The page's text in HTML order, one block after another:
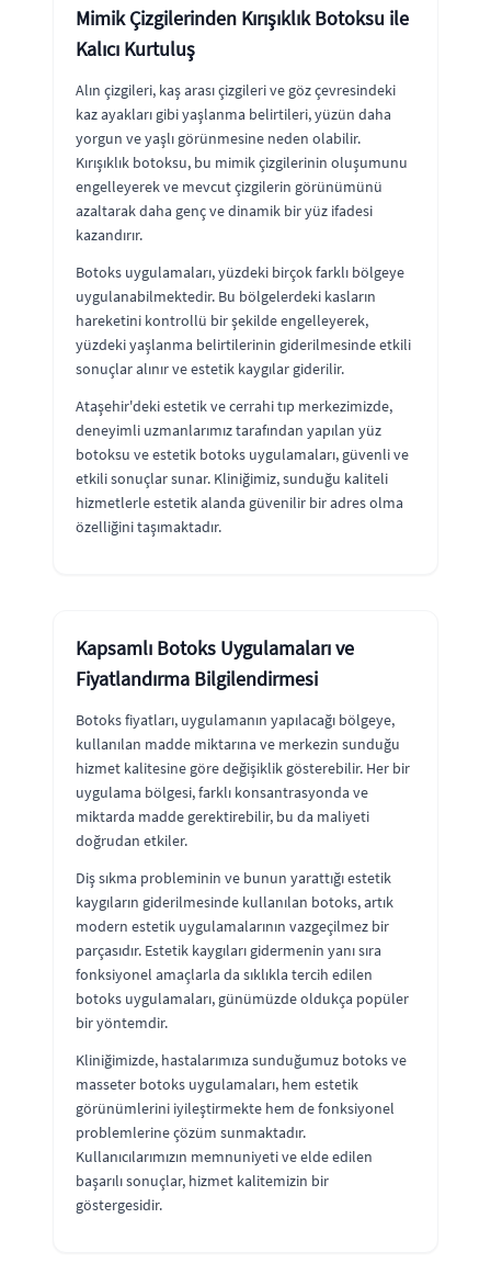
Mimik Çizgilerinden Kırışıklık Botoksu ile
Kalıcı Kurtuluş
Alın çizgileri, kaş arası çizgileri ve göz çevresindeki
kaz ayakları gibi yaşlanma belirtileri, yüzün daha
yorgun ve yaşlı görünmesine neden olabilir.
Kırışıklık botoksu, bu mimik çizgilerinin oluşumunu
engelleyerek ve mevcut çizgilerin görünümünü
azaltarak daha genç ve dinamik bir yüz ifadesi
kazandırır.
Botoks uygulamaları, yüzdeki birçok farklı bölgeye
uygulanabilmektedir. Bu bölgelerdeki kasların
hareketini kontrollü bir şekilde engelleyerek,
yüzdeki yaşlanma belirtilerinin giderilmesinde etkili
sonuçlar alınır ve estetik kaygılar giderilir.
Ataşehir'deki estetik ve cerrahi tıp merkezimizde,
deneyimli uzmanlarımız tarafından yapılan yüz
botoksu ve estetik botoks uygulamaları, güvenli ve
etkili sonuçlar sunar. Kliniğimiz, sunduğu kaliteli
hizmetlerle estetik alanda güvenilir bir adres olma
özelliğini taşımaktadır.
Kapsamlı Botoks Uygulamaları ve
Fiyatlandırma Bilgilendirmesi
Botoks fiyatları, uygulamanın yapılacağı bölgeye,
kullanılan madde miktarına ve merkezin sunduğu
hizmet kalitesine göre değişiklik gösterebilir. Her bir
uygulama bölgesi, farklı konsantrasyonda ve
miktarda madde gerektirebilir, bu da maliyeti
doğrudan etkiler.
Diş sıkma probleminin ve bunun yarattığı estetik
kaygıların giderilmesinde kullanılan botoks, artık
modern estetik uygulamalarının vazgeçilmez bir
parçasıdır. Estetik kaygıları gidermenin yanı sıra
fonksiyonel amaçlarla da sıklıkla tercih edilen
botoks uygulamaları, günümüzde oldukça popüler
bir yöntemdir.
Kliniğimizde, hastalarımıza sunduğumuz botoks ve
masseter botoks uygulamaları, hem estetik
görünümlerini iyileştirmekte hem de fonksiyonel
problemlerine çözüm sunmaktadır.
Kullanıcılarımızın memnuniyeti ve elde edilen
başarılı sonuçlar, hizmet kalitemizin bir
göstergesidir.